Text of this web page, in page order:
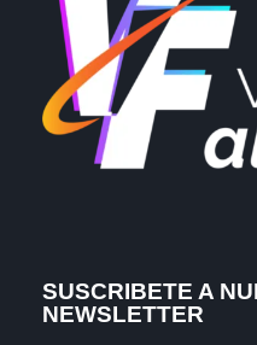
SUSCRIBETE A
NEWSLETTER